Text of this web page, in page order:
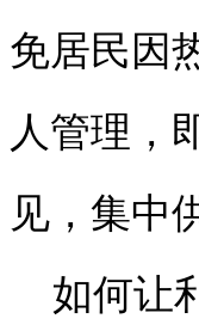
免居民因
人管理，
见，集中
如何让